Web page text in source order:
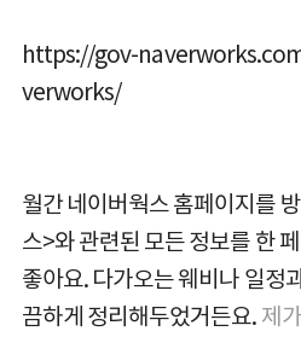
https://gov-
verworks/
월간 네이버웍스 홈페이지를
스>와 관련된 모든 정보를 한
좋아요. 다가오는 웨비나 일정
끔하게 정리해두었거든요. 제